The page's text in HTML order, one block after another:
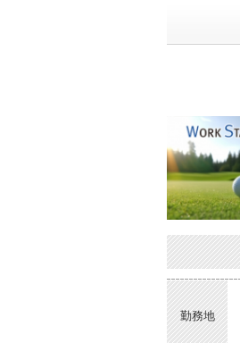
勤務地